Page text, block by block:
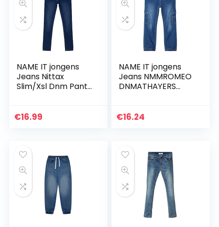
NAME IT jongens
Jeans Nittax
Slim/Xsl Dnm Pant
€16.99
NAME IT jongens
Jeans NMMROMEO
DNMATHAYERS
€16.24